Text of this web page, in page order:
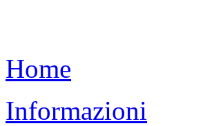
Home
Informazioni